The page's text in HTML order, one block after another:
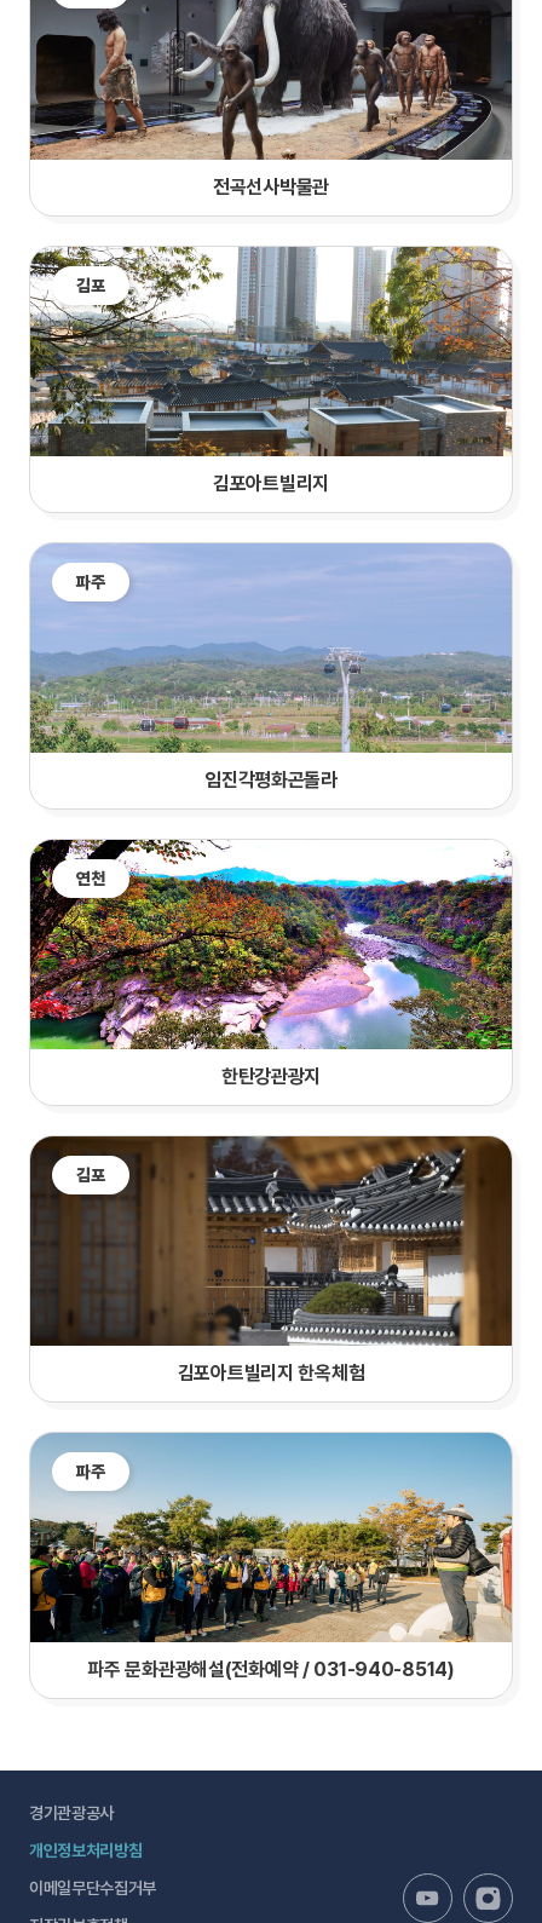
전곡선사박물관
김포
김포아트빌리지
파주
임진각평화곤돌라
연천
한탄강관광지
김포
김포아트빌리지 한옥체험
파주
파주 문화관광해설(전화예약 / 031-940-8514)
경기관광공사
개인정보처리방침
이메일무단수집거부